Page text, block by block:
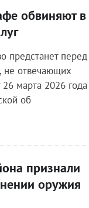
обвиняют в
предстанет перед
не отвечающих
марта 2026 года
об
признали
оружия